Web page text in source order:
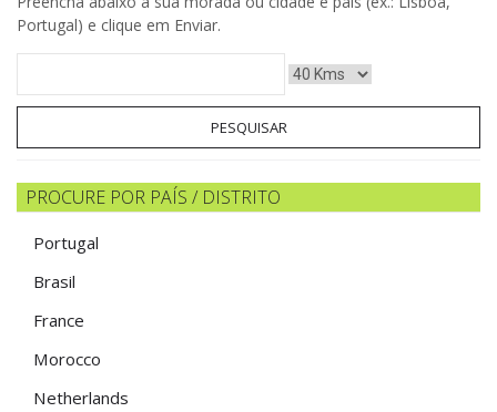
Portugal) e clique em Enviar.
PESQUISAR
PROCURE POR PAÍS / DISTRITO
Portugal
Brasil
France
Morocco
Netherlands